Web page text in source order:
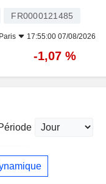
FR0000121485
17:55:00 07/08/2026
-1,07 %